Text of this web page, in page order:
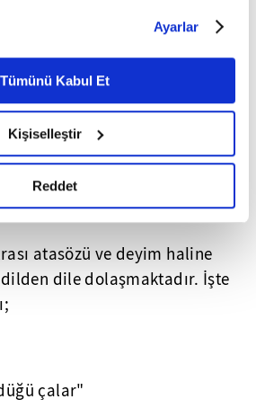
ilişkin detaylı bilgi için
Çerez Bilgilendirme
Korunması Kanunu uyarınca
kapsamında
faaliyetleri ile ilgili daha
lütfentıklayınız.
Ayarlar
Tümünü Kabul Et
Kişiselleştir
Reddet
insanoğlunun ruhuna sinmiş
herkesle iyi geçinir,
eder. Temiz kalplidir, her
haktan ve hakikatten
üzerine terbiye görmüş bir
doyum olmaz, gerektiği zaman
dalkavukluktan nefret eder.
atasözü ve deyim haline
dile dolaşmaktadır. İşte
çalar"